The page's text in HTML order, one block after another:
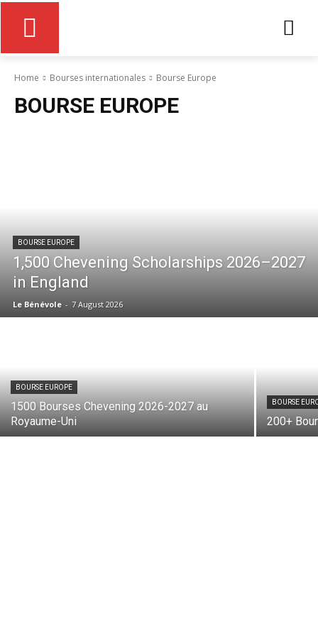
Home Bourses internationales Bourse Europe
BOURSE EUROPE
BOURSE EUROPE
1,500 Chevening Scholarships 2026–2027
in England
Le Bénévole - 7 August 2026
BOURSE EUROPE
1500 Bourses Chevening 2026-2027 au
Royaume-Uni
BOURSE
200+